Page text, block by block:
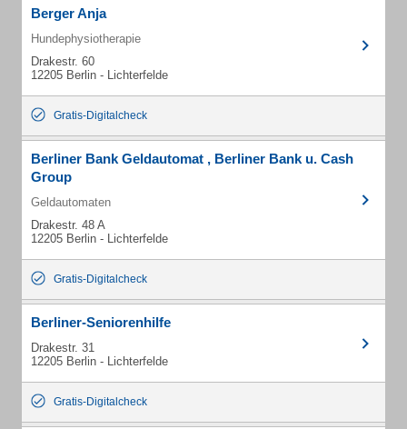
Berger Anja
Hundephysiotherapie
Drakestr. 60
12205 Berlin - Lichterfelde
Gratis-Digitalcheck
Berliner Bank Geldautomat , Berliner Bank u. Cash
Group
Geldautomaten
Drakestr. 48 A
12205 Berlin - Lichterfelde
Gratis-Digitalcheck
Berliner-Seniorenhilfe
Drakestr. 31
12205 Berlin - Lichterfelde
Gratis-Digitalcheck